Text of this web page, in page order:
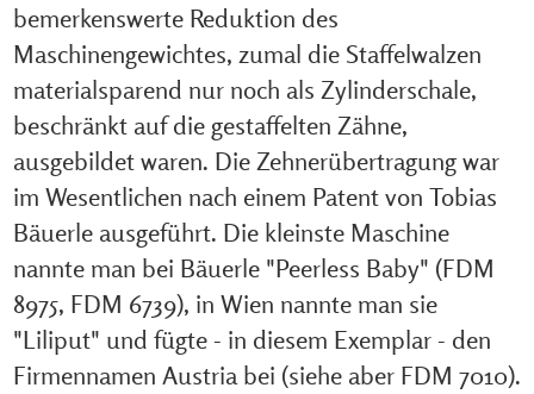
bemerkenswerte Reduktion des
Maschinengewichtes, zumal die Staffelwalzen
materialsparend nur noch als Zylinderschale,
beschränkt auf die gestaffelten Zähne,
ausgebildet waren. Die Zehnerübertragung war
im Wesentlichen nach einem Patent von Tobias
Bäuerle ausgeführt. Die kleinste Maschine
nannte man bei Bäuerle "Peerless Baby" (FDM
8975, FDM 6739), in Wien nannte man sie
"Liliput" und fügte - in diesem Exemplar - den
Firmennamen Austria bei (siehe aber FDM 7010).